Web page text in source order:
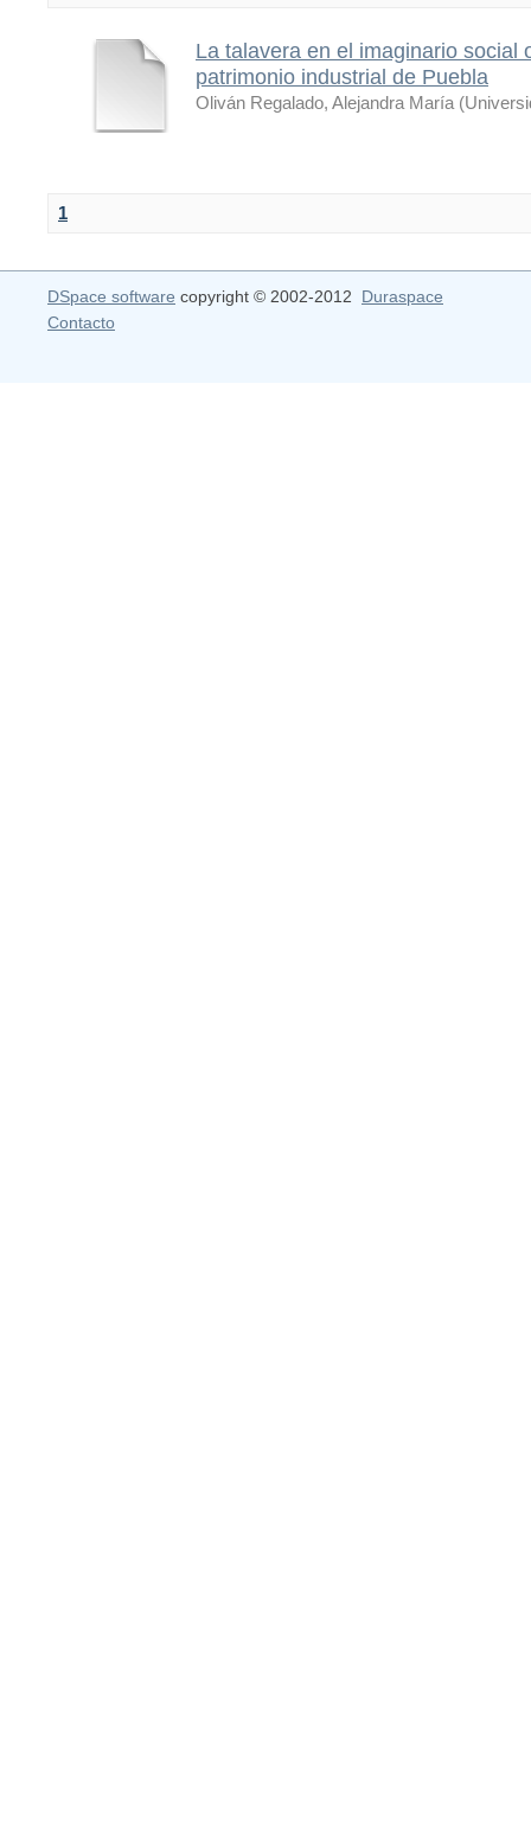
La talavera en el imaginario social
patrimonio industrial de Puebla
Oliván Regalado, Alejandra María (
1
DSpace software copyright © 2002-2012 Duraspace
Contacto